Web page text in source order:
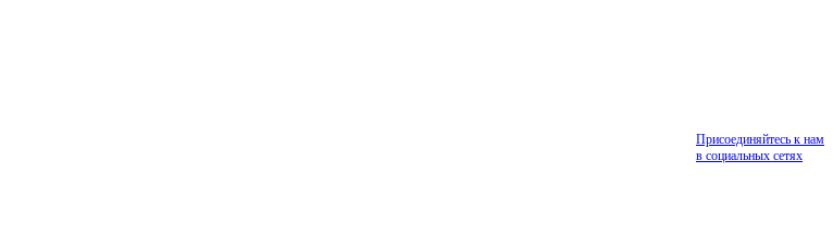
Присоединяйтесь к нам
в социальных сетях